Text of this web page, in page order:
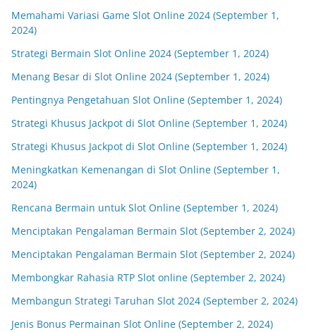
Memahami Variasi Game Slot Online 2024 (September 1,
2024)
Strategi Bermain Slot Online 2024 (September 1, 2024)
Menang Besar di Slot Online 2024 (September 1, 2024)
Pentingnya Pengetahuan Slot Online (September 1, 2024)
Strategi Khusus Jackpot di Slot Online (September 1, 2024)
Strategi Khusus Jackpot di Slot Online (September 1, 2024)
Meningkatkan Kemenangan di Slot Online (September 1,
2024)
Rencana Bermain untuk Slot Online (September 1, 2024)
Menciptakan Pengalaman Bermain Slot (September 2, 2024)
Menciptakan Pengalaman Bermain Slot (September 2, 2024)
Membongkar Rahasia RTP Slot online (September 2, 2024)
Membangun Strategi Taruhan Slot 2024 (September 2, 2024)
Jenis Bonus Permainan Slot Online (September 2, 2024)